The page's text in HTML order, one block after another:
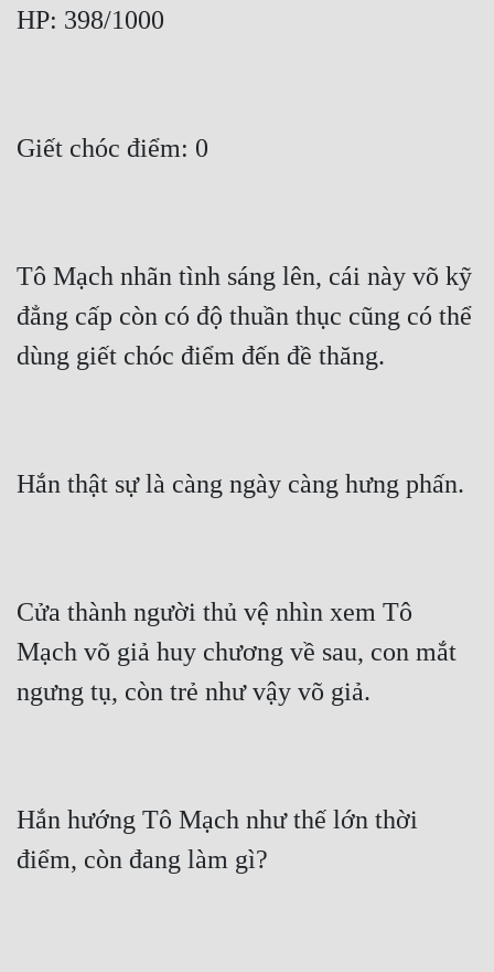
HP: 398/1000
Giết chóc điểm: 0
Tô Mạch nhãn tình sáng lên, cái này võ kỹ
đẳng cấp còn có độ thuần thục cũng có thể
dùng giết chóc điểm đến đề thăng.
Hắn thật sự là càng ngày càng hưng phấn.
Cửa thành người thủ vệ nhìn xem Tô
Mạch võ giả huy chương về sau, con mắt
ngưng tụ, còn trẻ như vậy võ giả.
Hắn hướng Tô Mạch như thế lớn thời
điểm, còn đang làm gì?